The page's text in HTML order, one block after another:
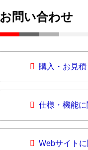
お問い合わせ
購入・お見
仕様・機能
Webサイト